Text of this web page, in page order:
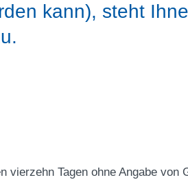
kann), steht
vierzehn Tagen ohne Angabe von